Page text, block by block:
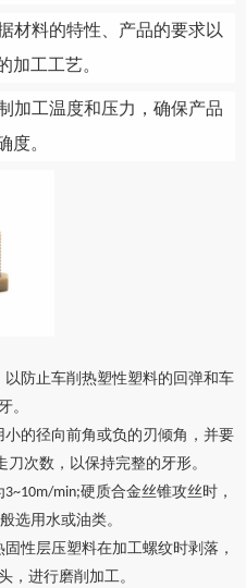
材料的特性、产品的要求以
加工工艺。
加工温度和压力，确保产品
度。
防止车削热塑性塑料的回弹和车
。
的径向前角或负的刃倾角，并要
刀次数，以保持完整的牙形。
3~10m/min;硬质合金丝锥攻丝时，
选用水或油类。
性层压塑料在加工螺纹时剥落，
，进行磨削加工。